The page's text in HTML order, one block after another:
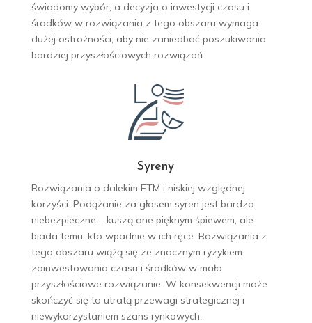
świadomy wybór, a decyzja o inwestycji czasu i
środków w rozwiązania z tego obszaru wymaga
dużej ostrożności, aby nie zaniedbać poszukiwania
bardziej przyszłościowych rozwiązań
Syreny
Rozwiązania o dalekim ETM i niskiej względnej
korzyści. Podążanie za głosem syren jest bardzo
niebezpieczne – kuszą one pięknym śpiewem, ale
biada temu, kto wpadnie w ich ręce. Rozwiązania z
tego obszaru wiążą się ze znacznym ryzykiem
zainwestowania czasu i środków w mało
przyszłościowe rozwiązanie. W konsekwencji może
skończyć się to utratą przewagi strategicznej i
niewykorzystaniem szans rynkowych.